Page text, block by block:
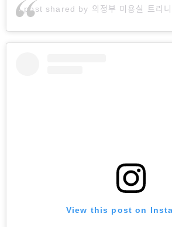
A post shared by 의정부 미용실 트리니
View this post on